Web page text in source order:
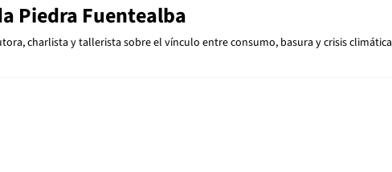
Piedra Fuentealba
charlista y tallerista sobre el vínculo entre consumo, basura y crisis climática